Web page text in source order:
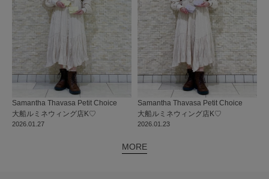
2026.01.27
Samantha Thavasa Petit Choice
大船ルミネウィング店K♡
2026.01.23
Samantha Thavasa Petit Choice
大船ルミネウィング店K♡
MORE